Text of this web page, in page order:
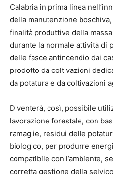
Calabria in prima linea
della manutenzione
finalità produttive della
durante la normale attività di
delle fasce antincendio dai
prodotto da coltivazioni
da potatura e da coltivazioni
Diventerà, così, possibile
lavorazione forestale, con
ramaglie, residui delle
biologico, per produrre
compatibile con l’ambiente,
corretta gestione della